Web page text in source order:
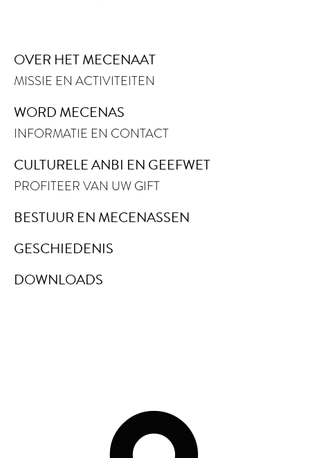
OVER HET MECENAAT
MISSIE EN ACTIVITEITEN
WORD MECENAS
INFORMATIE EN CONTACT
CULTURELE ANBI EN GEEFWET
PROFITEER VAN UW GIFT
BESTUUR EN MECENASSEN
GESCHIEDENIS
DOWNLOADS